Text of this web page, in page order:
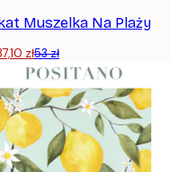
Muszelka Na Plaży
zł53 zł